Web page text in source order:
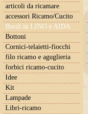
articoli da ricamare
accessori Ricamo/Cucito
Bordi in LINO e AIDA
Bottoni
Cornici-telaietti-fiocchi
filo ricamo e aguglieria
forbici ricamo-cucito
Idee
Kit
Lampade
Libri-ricamo